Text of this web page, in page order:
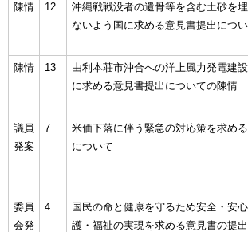
陳情
12
沖縄戦戦没者の遺骨等を含む土砂を
ないよう国に求める意見書提出につ
陳情
13
由利本荘市沖合への洋上風力発電建
に求める意見書提出についての陳情
議員
発案
7
米価下落に伴う緊急の対応策を求め
について
委員
会発
4
国民の命と健康を守るため安全・安
護・福祉の実現を求める意見書の提